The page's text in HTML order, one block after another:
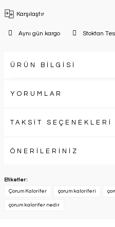
Karşılaştır
Aynı gün kargo Stoktan
ÜRÜN BİLGİSİ
YORUMLAR
TAKSİT SEÇENEKLERİ
ÖNERİLERİNİZ
Etiketler :
Çorum Kalorifer çorum kaloriferi
çorum kalorifer nedir